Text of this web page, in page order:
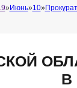
Июнь 10
В